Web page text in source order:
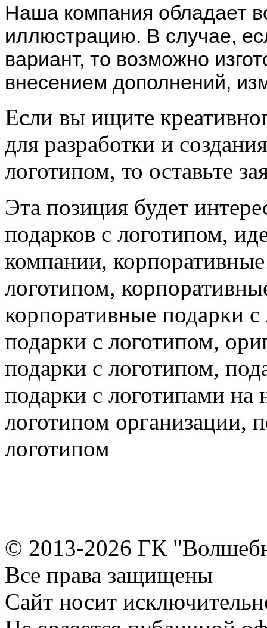
Наша компания обладает
иллюстрацию. В случае,
вариант, то возможно
внесением дополнений,
Если вы ищите
для разработки и
логотипом, то оставьте
Эта позиция будет
подарков с логотипом,
компании,
логотипом,
корпоративные подарки
подарки с логотипом,
подарки с логотипом,
подарки с логотипами на
логотипом организации,
логотипом
© 2013-2026 ГК
Все права защищены
Сайт носит